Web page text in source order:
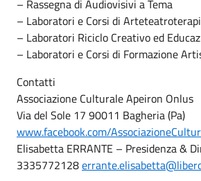
– Rassegna di Audiovisivi a Tema
– Laboratori e Corsi di
– Laboratori Riciclo Creativo ed
– Laboratori e Corsi di Formazione
Contatti
Associazione Culturale Apeiron Onlus
Via del Sole 17 90011 Bagheria (Pa)
www.facebook.com/
Elisabetta ERRANTE – Presidenza &
3335772128